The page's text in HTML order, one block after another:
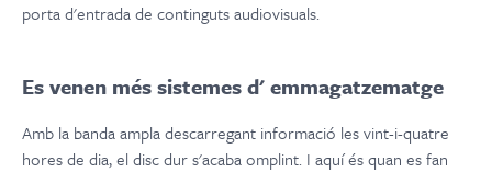
porta d'entrada de continguts audiovisuals.
Es venen més sistemes d' emmagatzematge
Amb la banda ampla descarregant informació les vint-i-quatre
hores de dia, el disc dur s'acaba omplint. I aquí és quan es fan